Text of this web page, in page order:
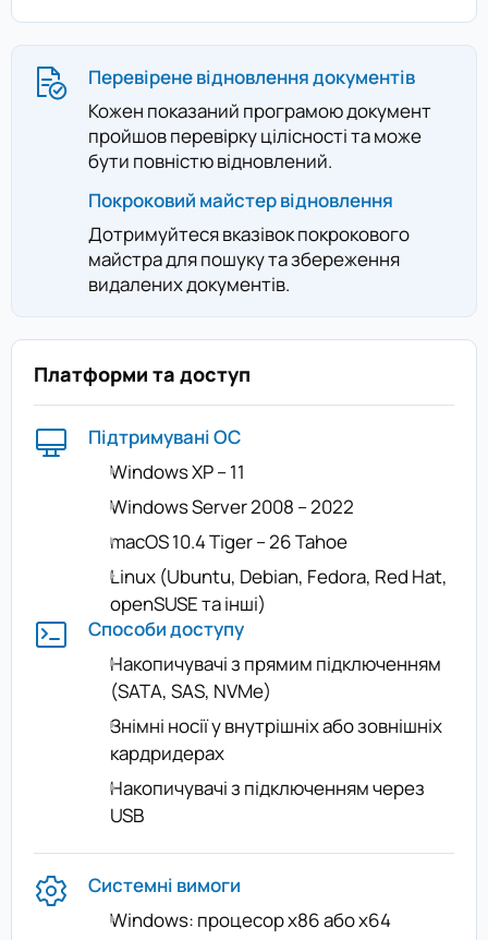
Перевірене відновлення документів
Кожен показаний програмою документ
пройшов перевірку цілісності та може
бути повністю відновлений.
Покроковий майстер відновлення
Дотримуйтеся вказівок покрокового
майстра для пошуку та збереження
видалених документів.
Платформи та доступ
Підтримувані ОС
Windows XP – 11
Windows Server 2008 – 2022
macOS 10.4 Tiger – 26 Tahoe
Linux (Ubuntu, Debian, Fedora, Red Hat,
openSUSE та інші)
Способи доступу
Накопичувачі з прямим підключенням
(SATA, SAS, NVMe)
Знімні носії у внутрішніх або зовнішніх
кардридерах
Накопичувачі з підключенням через
USB
Системні вимоги
Windows: процесор x86 або x64